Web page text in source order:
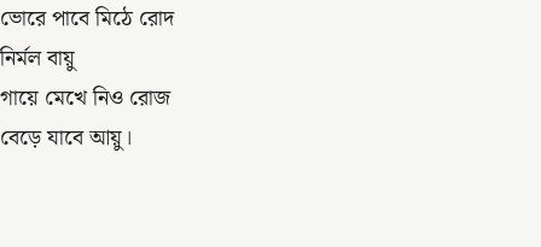
ভোরে পাবে মিঠে রোদ
নির্মল বায়ু
গায়ে মেখে নিও রোজ
বেড়ে যাবে আয়ু।